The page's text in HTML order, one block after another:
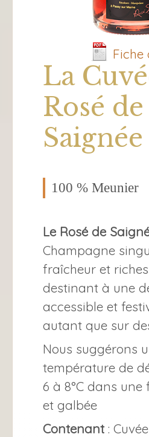
Fiche
La
Rosé de
100 % Meunier
Le Rosé de
Champagne
fraîcheur et
destinant à une
accessible et
autant que sur
Nous suggérons
température de
6 à 8°C dans une
et galbée
Contenant :